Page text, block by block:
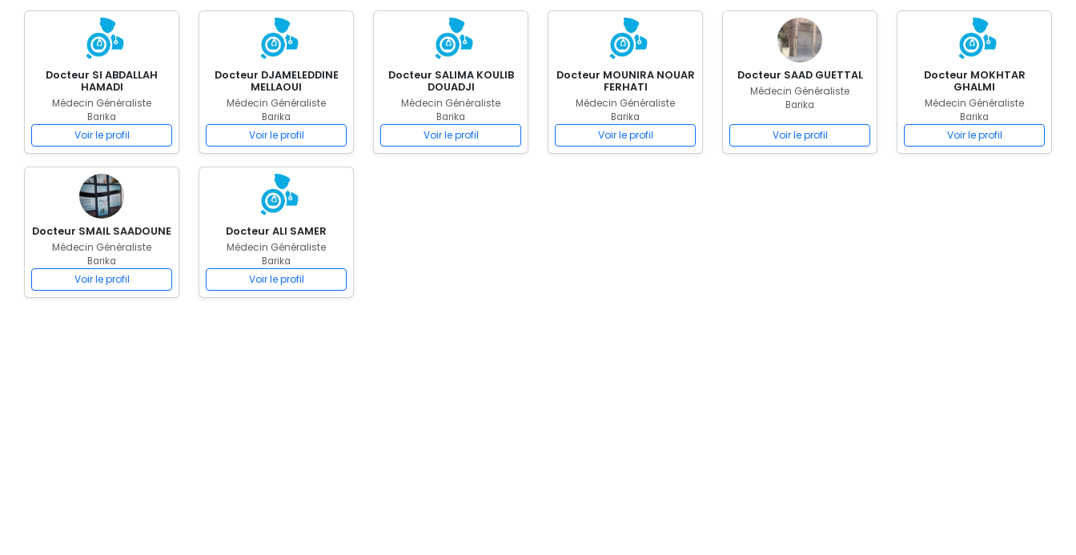
Docteur SI ABDALLAH
HAMADI
Médecin Généraliste
Barika
Voir le profil
Docteur DJAMELEDDINE
MELLAOUI
Médecin Généraliste
Barika
Voir le profil
Docteur SALIMA KOULIB
DOUADJI
Médecin Généraliste
Barika
Voir le profil
Docteur MOUNIRA NOUAR
FERHATI
Médecin Généraliste
Barika
Voir le profil
Docteur SAAD GUETTAL
Médecin Généraliste
Barika
Voir le profil
Docteur MOKHTAR
GHALMI
Médecin Généraliste
Barika
Voir le profil
Docteur SMAIL SAADOUNE
Médecin Généraliste
Barika
Voir le profil
Docteur ALI SAMER
Médecin Généraliste
Barika
Voir le profil